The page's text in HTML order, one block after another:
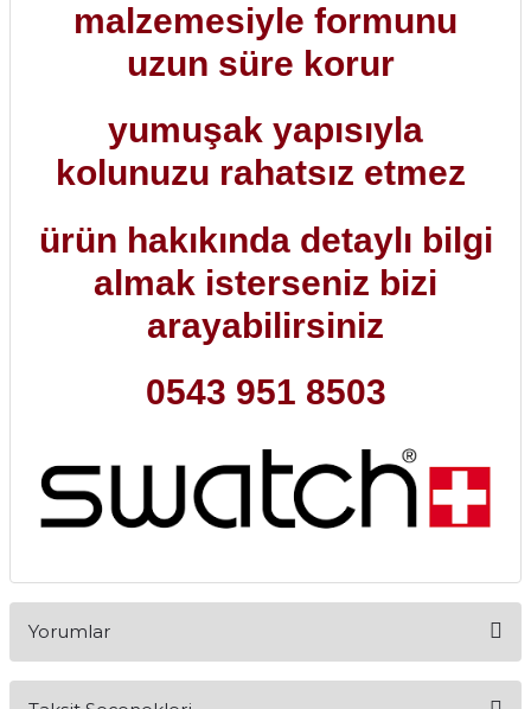
malzemesiyle formunu
uzun süre korur
yumuşak yapısıyla
kolunuzu rahatsız etmez
ürün hakıkında detaylı bilgi
almak isterseniz bizi
arayabilirsiniz
0543 951 8503
Yorumlar